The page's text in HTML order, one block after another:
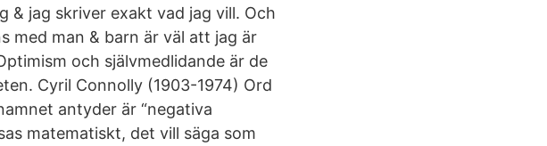
& jag skriver exakt vad jag vill. Och
med man & barn är väl att jag är
och självmedlidande är de
Cyril Connolly (1903-1974) Ord
antyder är “negativa
matematiskt, det vill säga som